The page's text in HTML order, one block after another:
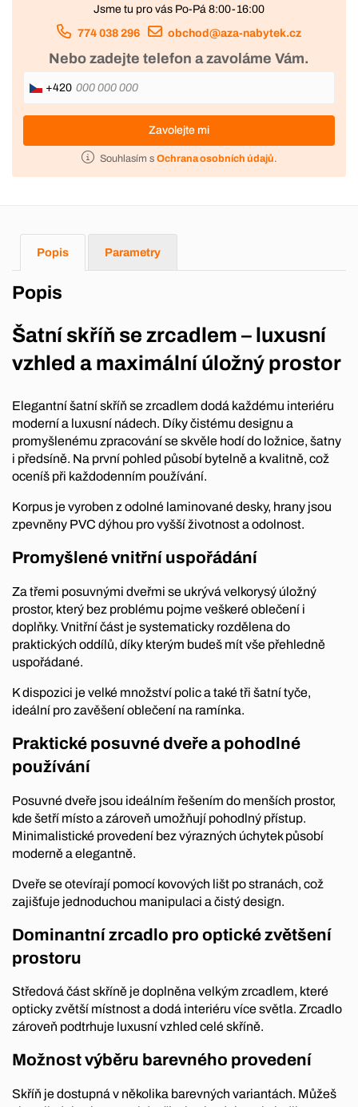
Jsme tu pro vás Po-Pá 8:00-16:00
774 038 296 obchod@aza-nabytek.cz
Nebo zadejte telefon a zavoláme Vám.
+420
Zavolejte mi
Souhlasím s Ochrana osobních údajů.
Popis Parametry
Popis
Šatní skříň se zrcadlem – luxusní
vzhled a maximální úložný prostor
Elegantní šatní skříň se zrcadlem dodá každému interiéru
moderní a luxusní nádech. Díky čistému designu a
promyšlenému zpracování se skvěle hodí do ložnice, šatny
i předsíně. Na první pohled působí bytelně a kvalitně, což
oceníš při každodenním používání.
Korpus je vyroben z odolné laminované desky, hrany jsou
zpevněny PVC dýhou pro vyšší životnost a odolnost.
Promyšlené vnitřní uspořádání
Za třemi posuvnými dveřmi se ukrývá velkorysý úložný
prostor, který bez problému pojme veškeré oblečení i
doplňky. Vnitřní část je systematicky rozdělena do
praktických oddílů, díky kterým budeš mít vše přehledně
uspořádané.
K dispozici je velké množství polic a také tři šatní tyče,
ideální pro zavěšení oblečení na ramínka.
Praktické posuvné dveře a pohodlné
používání
Posuvné dveře jsou ideálním řešením do menších prostor,
kde šetří místo a zároveň umožňují pohodlný přístup.
Minimalistické provedení bez výrazných úchytek působí
moderně a elegantně.
Dveře se otevírají pomocí kovových lišt po stranách, což
zajišťuje jednoduchou manipulaci a čistý design.
Dominantní zrcadlo pro optické zvětšení
prostoru
Středová část skříně je doplněna velkým zrcadlem, které
opticky zvětší místnost a dodá interiéru více světla. Zrcadlo
zároveň podtrhuje luxusní vzhled celé skříně.
Možnost výběru barevného provedení
Skříň je dostupná v několika barevných variantách. Můžeš